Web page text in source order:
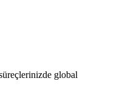
global